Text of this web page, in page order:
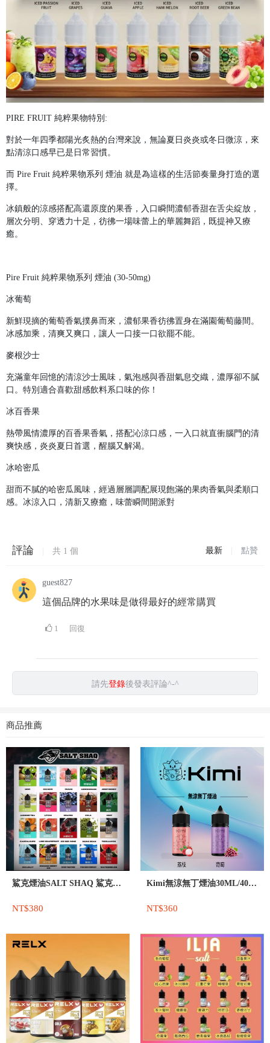
PIRE FRUIT 純粹果物特別:
對於一年四季都陽光炙熱的台灣來說，無論夏日炎炎或冬日微涼，來
點清涼口感早已是日常習慣。
而 Pire Fruit 純粹果物系列 煙油 就是為這樣的生活節奏量身打造的選
擇。
冰鎮般的涼感搭配高還原度的果香，入口瞬間濃郁香甜在舌尖綻放，
層次分明、穿透力十足，彷彿一場味蕾上的華麗舞蹈，既提神又療
癒。
Pire Fruit 純粹果物系列 煙油 (30-50mg)
冰葡萄
新鮮現摘的葡萄香氣撲鼻而來，濃郁果香彷彿置身在滿園葡萄藤間。
冰感加乘，清爽又爽口，讓人一口接一口欲罷不能。
麥根沙士
充滿童年回憶的清涼沙士風味，氣泡感與香甜氣息交織，濃厚卻不膩
口。特別適合喜歡甜感飲料系口味的你！
冰百香果
熱帶風情濃厚的百香果香氣，搭配沁涼口感，一入口就直衝腦門的清
爽快感，炎炎夏日首選，醒腦又解渴。
冰哈密瓜
甜而不膩的哈密瓜風味，經過層層調配展現飽滿的果肉香氣與柔順口
感。冰涼入口，清新又療癒，味蕾瞬間開派對
評論 共 1 個 最新 點贊
guest827
這個品牌的水果味是做得最好的經常購買
1 回復
請先登錄後發表評論^-^
商品推薦
鯊克煙油SALT SHAQ 鯊克尼電子煙
NT$380
Kimi無涼無丁煙油30ML/40MG
NT$360